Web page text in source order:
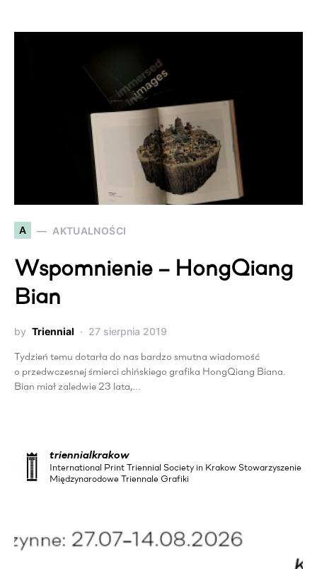
A AKTUALNOŚCI
Wspomnienie – HongQiang
Bian
by Triennial 27 sierpnia 2019
Tydzień temu dotarła do nas bardzo smutna wiadomość
o przedwczesnej śmierci chińskiego grafika HongQiang Biana.
Bian miał zaledwie 23 lata,…
triennialkrakow
International Print Triennial Society in Krakow Stowarzyszenie
Międzynarodowe Triennale Grafiki